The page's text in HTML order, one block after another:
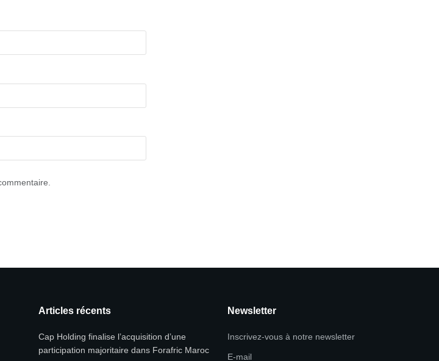
Articles récents
Cap Holding finalise l’acquisition d’une
participation majoritaire dans Forafric Maroc
Newsletter
Inscrivez-vous à notre newsletter
E-mail